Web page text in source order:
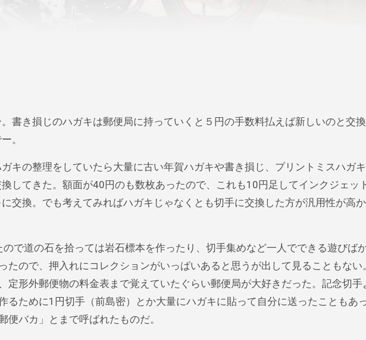
書き損じのハガキは郵便局に持っていくと５円の手数料払えば新しいのと交
。
キの整理をしていたら大量に古い年賀ハガキや書き損じ、プリントミスハガ
してきた。額面が40円のも数枚あったので、これも10円足してインクジェッ
交換。でも考えてみればハガキじゃなくとも切手に交換した方が汎用性が高
で道の石を拾っては岩石標本を作ったり、切手集めなど一人でできる遊びば
たので、押入れにコレクションがいっぱいあると思うが出して見ることもない
定形外郵便物の料金表まで覚えていたぐらい郵便局が大好きだった。記念切手
るために1円切手（前島密）とか大量にハガキに貼って自分に送ったこともあっ
バカ」とまで呼ばれたものだ。